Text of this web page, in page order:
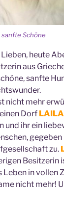
sanfte Schöne
heute
aus
sanfte
nicht mehr
Dorf LAILA
und ihr ein
zu.
Besitzerin
Leben in vollen
nicht mehr!